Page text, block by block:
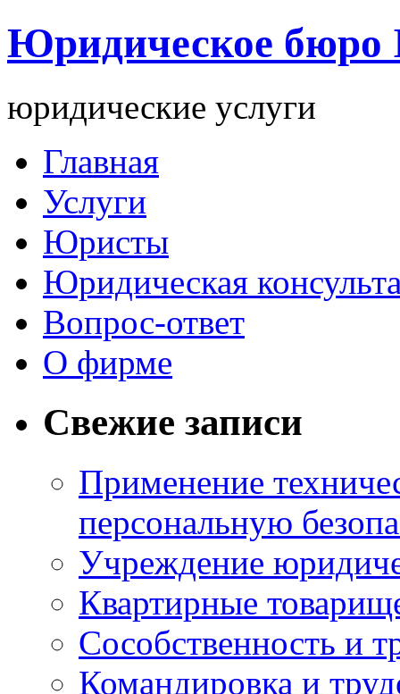
Юридическое бюро
юридические услуги
Главная
Услуги
Юристы
Юридическая
Вопрос-ответ
О фирме
Свежие записи
Применение
персональную
Учреждение
Квартирные
Сособственность и
Командировка и